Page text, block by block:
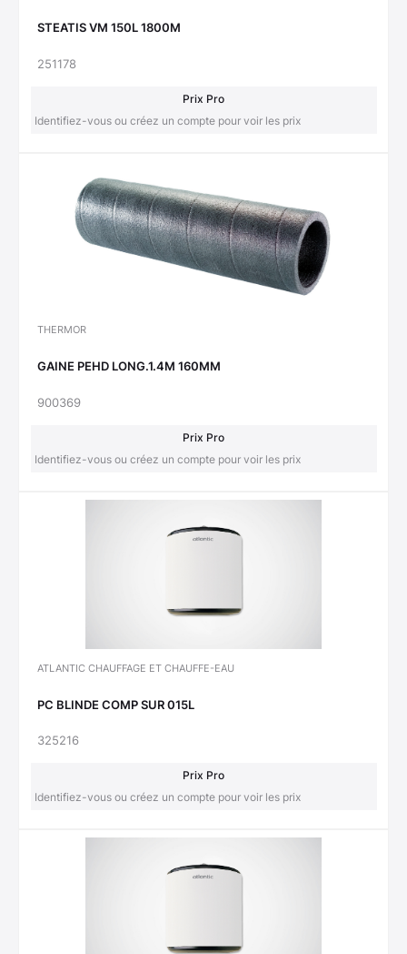
STEATIS VM 150L 1800M
251178
Prix Pro
Identifiez-vous ou créez un compte pour voir les prix
THERMOR
GAINE PEHD LONG.1.4M 160MM
900369
Prix Pro
Identifiez-vous ou créez un compte pour voir les prix
ATLANTIC CHAUFFAGE ET CHAUFFE-EAU
PC BLINDE COMP SUR 015L
325216
Prix Pro
Identifiez-vous ou créez un compte pour voir les prix